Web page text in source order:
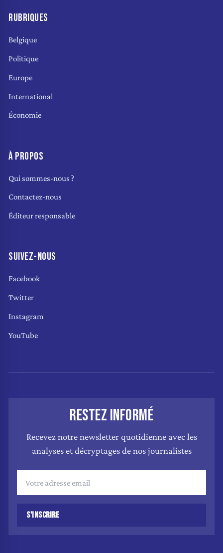
RUBRIQUES
Belgique
Politique
Europe
International
Économie
À PROPOS
Qui sommes-nous ?
Contactez-nous
Éditeur responsable
SUIVEZ-NOUS
Facebook
Twitter
Instagram
YouTube
RESTEZ INFORMÉ
Recevez notre newsletter quotidienne avec les
analyses et décryptages de nos journalistes
S'INSCRIRE